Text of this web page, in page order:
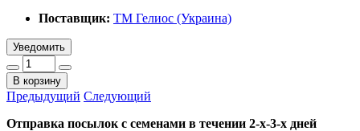
Поставщик: ТМ Гелиос (Украина)
Уведомить
В корзину
Предыдущий Следующий
Отправка посылок с семенами в течении 2-х-3-х дней